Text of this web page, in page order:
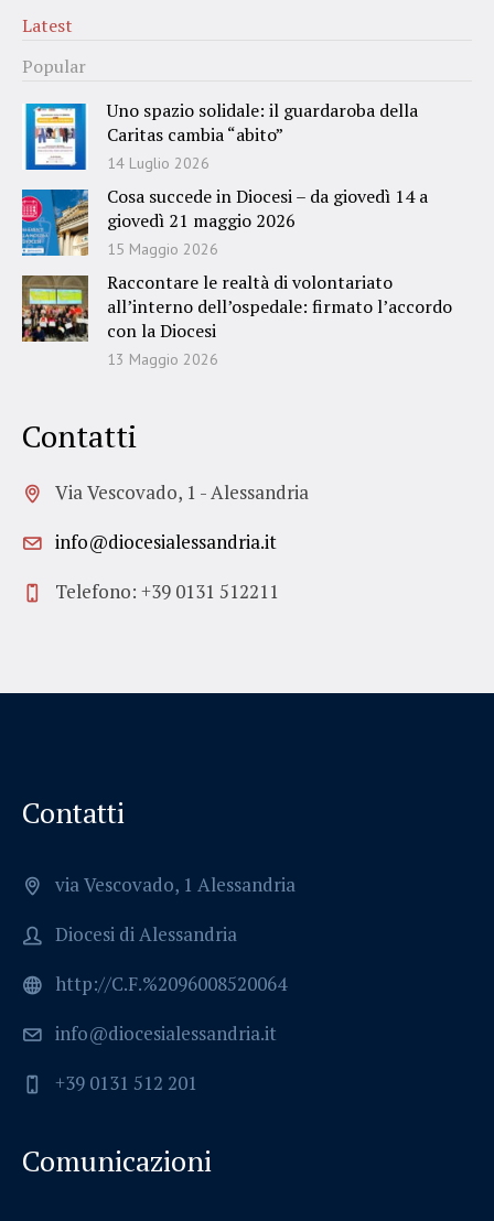
Latest
Popular
Uno spazio solidale: il guardaroba della
Caritas cambia “abito”
14 Luglio 2026
Cosa succede in Diocesi – da giovedì 14 a
giovedì 21 maggio 2026
15 Maggio 2026
Raccontare le realtà di volontariato
all’interno dell’ospedale: firmato l’accordo
con la Diocesi
13 Maggio 2026
Contatti
Via Vescovado, 1 - Alessandria
info@diocesialessandria.it
Telefono: +39 0131 512211
Contatti
via Vescovado, 1 Alessandria
Diocesi di Alessandria
http://C.F.%2096008520064
info@diocesialessandria.it
+39 0131 512 201
Comunicazioni